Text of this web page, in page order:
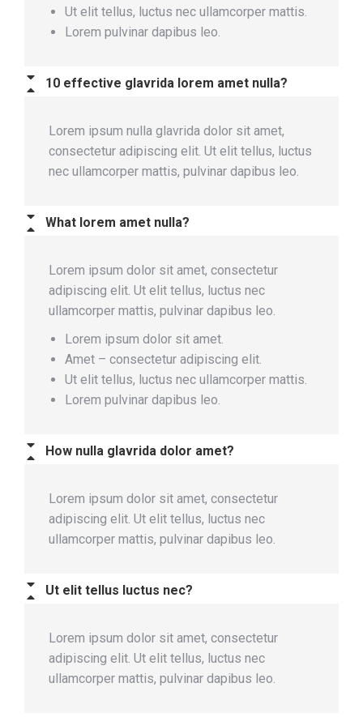
Ut elit tellus, luctus nec ullamcorper mattis.
Lorem pulvinar dapibus leo.
10 effective glavrida lorem amet nulla?
Lorem ipsum nulla glavrida dolor sit amet,
consectetur adipiscing elit. Ut elit tellus, luctus
nec ullamcorper mattis, pulvinar dapibus leo.
What lorem amet nulla?
Lorem ipsum dolor sit amet, consectetur
adipiscing elit. Ut elit tellus, luctus nec
ullamcorper mattis, pulvinar dapibus leo.
Lorem ipsum dolor sit amet.
Amet – consectetur adipiscing elit.
Ut elit tellus, luctus nec ullamcorper mattis.
Lorem pulvinar dapibus leo.
How nulla glavrida dolor amet?
Lorem ipsum dolor sit amet, consectetur
adipiscing elit. Ut elit tellus, luctus nec
ullamcorper mattis, pulvinar dapibus leo.
Ut elit tellus luctus nec?
Lorem ipsum dolor sit amet, consectetur
adipiscing elit. Ut elit tellus, luctus nec
ullamcorper mattis, pulvinar dapibus leo.